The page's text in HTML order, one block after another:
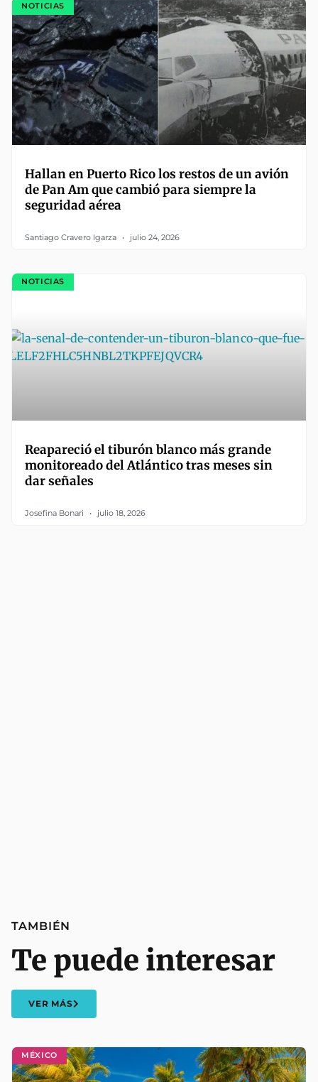
NOTICIAS
Hallan en Puerto Rico los restos de un avión
de Pan Am que cambió para siempre la
seguridad aérea
Santiago Cravero Igarza julio 24, 2026
NOTICIAS
Reapareció el tiburón blanco más grande
monitoreado del Atlántico tras meses sin
dar señales
Josefina Bonari julio 18, 2026
MÉXICO
TAMBIÉN
Te puede interesar
VER MÁS